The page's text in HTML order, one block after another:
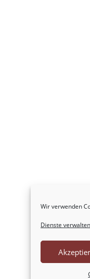
Wir verwenden
Dienste verwalten